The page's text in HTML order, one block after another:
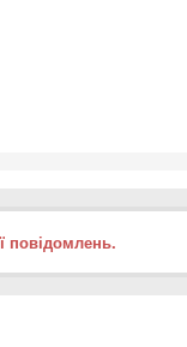
повідомлень.